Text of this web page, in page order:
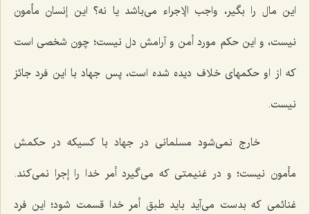
این مال را بگیر، واجب الإجراء مى‌باشد یا نه؟ این إنسان مأمون
نیست، و این حكم مورد أمن و آرامش دل نیست؛ چون شخصى است
كه از او حكمهاى خلاف دیده شده است، پس جهاد با این فرد جائز
نیست.
خارج نمى‌شود مسلمانى در جهاد با كسیكه در حكمش
مأمون نیست؛ و در غنیمتى كه مى‌گیرد أمر خدا را إجرا نمى‌كند.
غنائمى كه بدست مى‌آید باید طبق أمر خدا قسمت شود؛ این فرد